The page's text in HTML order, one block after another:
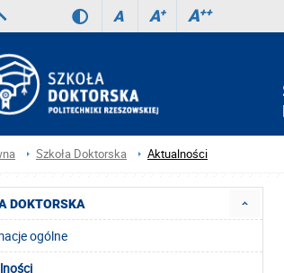
A A+ A++
Szkoła Doktorska Aktualności
DOKTORSKA
ogólne